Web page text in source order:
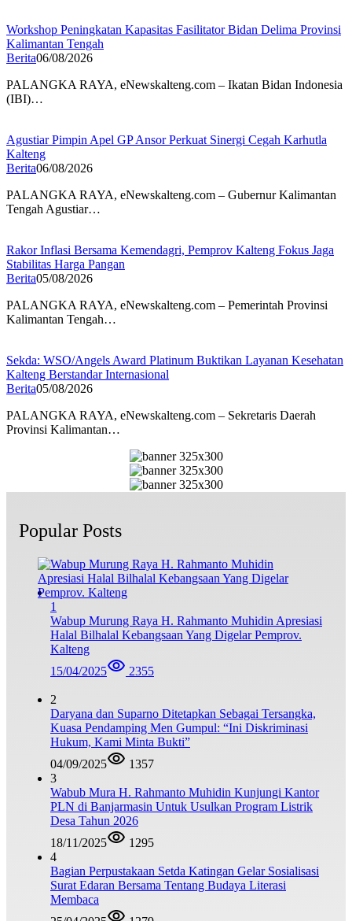
Workshop Peningkatan Kapasitas Fasilitator Bidan Delima Provinsi
Kalimantan Tengah
Berita06/08/2026
PALANGKA RAYA, eNewskalteng.com – Ikatan Bidan Indonesia
(IBI)…
Agustiar Pimpin Apel GP Ansor Perkuat Sinergi Cegah Karhutla
Kalteng
Berita06/08/2026
PALANGKA RAYA, eNewskalteng.com – Gubernur Kalimantan
Tengah Agustiar…
Rakor Inflasi Bersama Kemendagri, Pemprov Kalteng Fokus Jaga
Stabilitas Harga Pangan
Berita05/08/2026
PALANGKA RAYA, eNewskalteng.com – Pemerintah Provinsi
Kalimantan Tengah…
Sekda: WSO/Angels Award Platinum Buktikan Layanan Kesehatan
Kalteng Berstandar Internasional
Berita05/08/2026
PALANGKA RAYA, eNewskalteng.com – Sekretaris Daerah
Provinsi Kalimantan…
Popular Posts
1
Wabup Murung Raya H. Rahmanto Muhidin Apresiasi
Halal Bilhalal Kebangsaan Yang Digelar Pemprov.
Kalteng
15/04/2025
2355
2
Daryana dan Suparno Ditetapkan Sebagai Tersangka,
Kuasa Pendamping Men Gumpul: “Ini Diskriminasi
Hukum, Kami Minta Bukti”
04/09/2025
1357
3
Wabub Mura H. Rahmanto Muhidin Kunjungi Kantor
PLN di Banjarmasin Untuk Usulkan Program Listrik
Desa Tahun 2026
18/11/2025
1295
4
Bagian Perpustakaan Setda Katingan Gelar Sosialisasi
Surat Edaran Bersama Tentang Budaya Literasi
Membaca